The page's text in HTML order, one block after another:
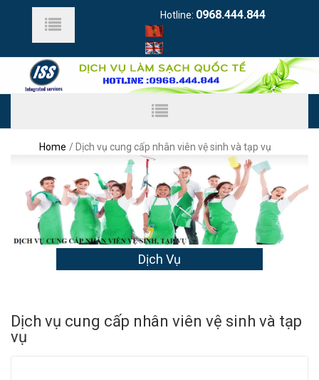
Hotline: 0968.444.844
Home Dịch vụ cung cấp nhân viên vệ sinh và tạp vụ
Dịch Vụ
Dịch vụ cung cấp nhân viên vệ sinh và tạp
vụ